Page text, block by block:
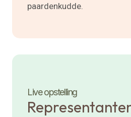
paardenkudde.
Live opstelling